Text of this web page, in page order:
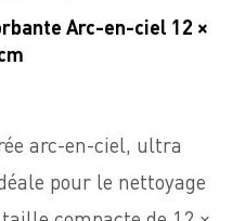
Arc-en-ciel 12 ×
arc-en-ciel, ultra
pour le nettoyage